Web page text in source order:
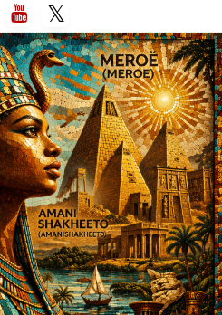
إلى
المحتوى